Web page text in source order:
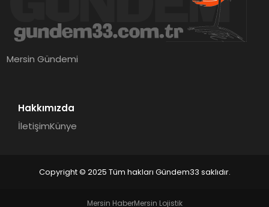
Mersin Gündemi
Hakkımızda
İletişimKünye
Copyright © 2025 Tüm hakları Gündem33 saklıdır.
Mersin HaberMersin Lojistik